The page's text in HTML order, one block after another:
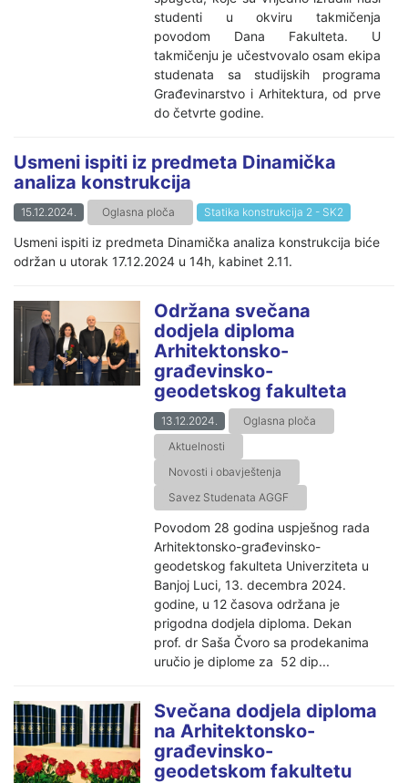
studenti u okviru takmičenja
povodom Dana Fakulteta. U
takmičenju je učestvovalo osam ekipa
studenata sa studijskih programa
Građevinarstvo i Arhitektura, od prve
do četvrte godine.
Usmeni ispiti iz predmeta Dinamička
analiza konstrukcija
15.12.2024. Oglasna ploča Statika konstrukcija 2 - SK2
Usmeni ispiti iz predmeta Dinamička analiza konstrukcija biće
održan u utorak 17.12.2024 u 14h, kabinet 2.11.
Održana svečana
dodjela diploma
Arhitektonsko-
građevinsko-
geodetskog fakulteta
13.12.2024.
Oglasna ploča
Aktuelnosti
Novosti i obavještenja
Savez Studenata AGGF
Povodom 28 godina uspješnog rada
Arhitektonsko-građevinsko-
geodetskog fakulteta Univerziteta u
Banjoj Luci, 13. decembra 2024.
godine, u 12 časova održana je
prigodna dodjela diploma. Dekan
prof. dr Saša Čvoro sa prodekanima
uručio je diplome za 52 dip...
Svečana dodjela diploma
na Arhitektonsko-
građevinsko-
geodetskom fakultetu